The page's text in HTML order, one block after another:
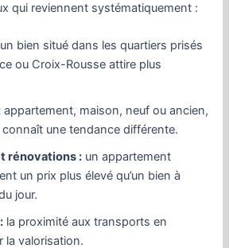
qui reviennent systématiquement :
un bien situé dans les quartiers prisés
ou Croix-Rousse attire plus
appartement, maison, neuf ou ancien,
une tendance différente.
rénovations : un appartement
un prix plus élevé qu’un bien à
jour.
la proximité aux transports en
la valorisation.